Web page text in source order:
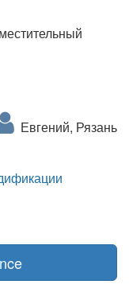
Евгений, Рязань